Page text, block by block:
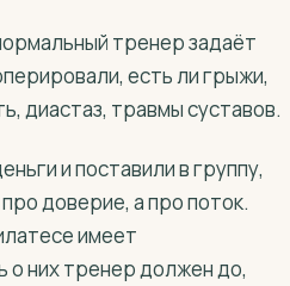
тренер задаёт
есть ли грыжи,
диастаз, травмы суставов.
и поставили в группу,
доверие, а про поток.
имеет
о них тренер должен до,